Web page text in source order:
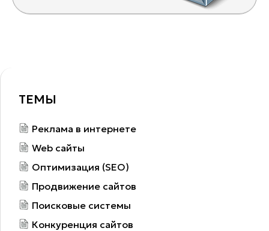
ТЕМЫ
Реклама в интернете
Web сайты
Оптимизация (SEO)
Продвижение сайтов
Поисковые системы
Конкуренция сайтов